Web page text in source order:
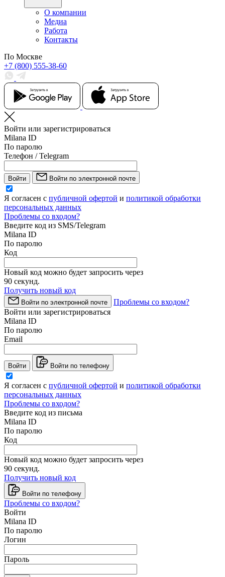
О компании
Медиа
Работа
Контакты
По Москве
+7 (800) 555-38-60
Войти или зарегистрироваться
Milana ID
По паролю
Телефон / Telegram
Войти Войти по электронной почте
Я согласен с публичной офертой и политикой обработки
персональных данных
Проблемы со входом?
Введите код из SMS/Telegram
Milana ID
По паролю
Код
Новый код можно будет запросить через
90 секунд.
Получить новый код
Войти по электронной почте
Проблемы со входом?
Войти или зарегистрироваться
Milana ID
По паролю
Email
Войти Войти по телефону
Я согласен с публичной офертой и политикой обработки
персональных данных
Проблемы со входом?
Введите код из письма
Milana ID
По паролю
Код
Новый код можно будет запросить через
90 секунд.
Получить новый код
Войти по телефону
Проблемы со входом?
Войти
Milana ID
По паролю
Логин
Пароль